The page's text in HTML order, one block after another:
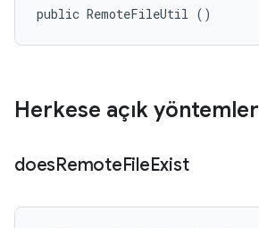
public RemoteFileUtil ()
Herkese açık yöntemler
doesRemoteFileExist